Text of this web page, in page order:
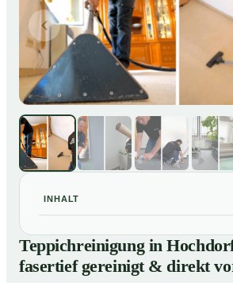
INHALT
01Teppichreinigung in Hochdorf-
gereinigt & direkt vor Ort
Unsere Leistungen im Überblick
Teppichreinigung in
fasertief gereinigt & direkt